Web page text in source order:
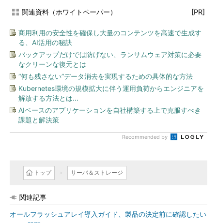
関連資料（ホワイトペーパー） [PR]
商用利用の安全性を確保し大量のコンテンツを高速で生成す
る、AI活用の秘訣
バックアップだけでは防げない、ランサムウェア対策に必要
なクリーンな復元とは
“何も残さない”データ消去を実現するための具体的な方法
Kubernetes環境の規模拡大に伴う運用負荷からエンジニアを
解放する方法とは...
AIベースのアプリケーションを自社構築する上で克服すべき
課題と解決策
Recommended by
トップ サーバ＆ストレージ
関連記事
オールフラッシュアレイ導入ガイド、製品の決定前に確認したい